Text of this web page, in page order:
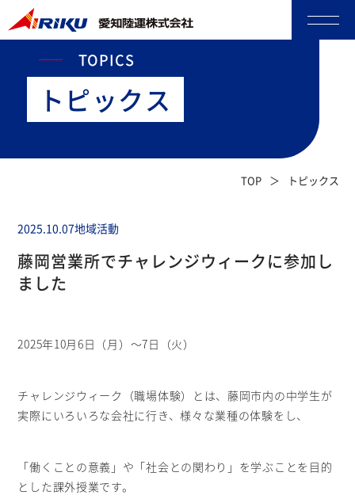
TOPICS
トピックス
TOP トピックス
2025.10.07地域活動
藤岡営業所でチャレンジウィークに参加し
ました
2025年10月6日（月）～7日（火）
チャレンジウィーク（職場体験）とは、藤岡市内の中学生が
実際にいろいろな会社に行き、様々な業種の体験をし、
「働くことの意義」や「社会との関わり」を学ぶことを目的
とした課外授業です。